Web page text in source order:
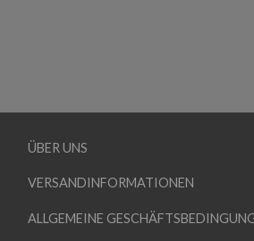
ÜBER UNS
VERSANDINFORMATIONEN
ALLGEMEINE